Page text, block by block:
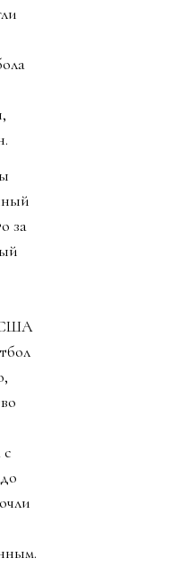
за
США